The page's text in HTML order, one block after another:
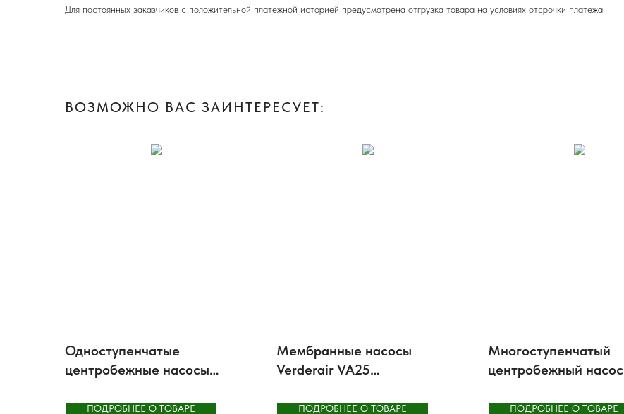
Для постоянных заказчиков с положительной платежной историей предусмотрена отгрузка товара на условиях отсрочки платежа.
ВОЗМОЖНО ВАС ЗАИНТЕРЕСУЕТ:
Одноступенчатые
центробежные насосы
ПОДРОБНЕЕ О ТОВАРЕ
Мембранные насосы
Verderair VA25
ПОДРОБНЕЕ О ТОВАРЕ
Многоступенчатый
центробежный насос
ПОДРОБНЕЕ О ТОВАРЕ